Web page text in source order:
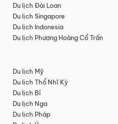
Du lịch Đài Loan
Du lịch Singapore
Du lịch Indonesia
Du lịch Phượng Hoàng Cổ Trấn
Du lịch Mỹ
Du lịch Thổ Nhĩ Kỳ
Du lịch Bỉ
Du lịch Nga
Du lịch Pháp